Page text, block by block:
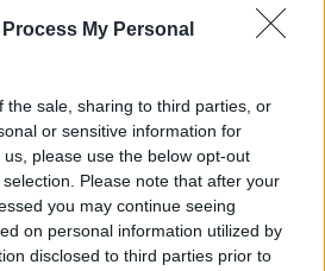
My Personal
the sale, sharing to third parties, or
or sensitive information for
please use the below opt-out
Please note that after your
you may continue seeing
on personal information utilized by
disclosed to third parties prior to
tükörképüket. A művész szándéka
tájlátványt tárjon elénk,
inkább egy érzést kínál: a „már
De miközben közeledem a
így mégsem láttam, és nem
világ kivetülése, nem egy